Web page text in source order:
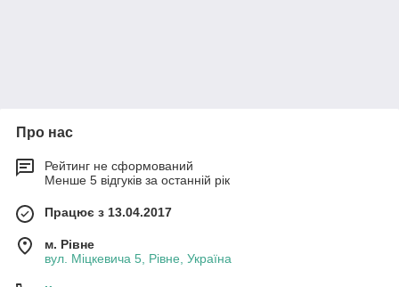
Про нас
Рейтинг не сформований
Менше 5 відгуків за останній рік
Працює з 13.04.2017
м. Рівне
вул. Міцкевича 5, Рівне, Україна